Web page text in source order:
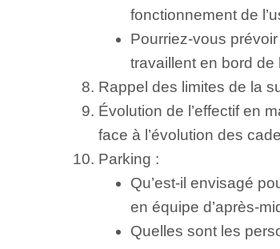
fonctionnement de
Pourriez-vous
travaillent en bord de
Rappel des limites de la
Évolution de l’effectif en
face à l’évolution des
Parking :
Qu’est-il envisagé
en équipe d’après-
Quelles sont les